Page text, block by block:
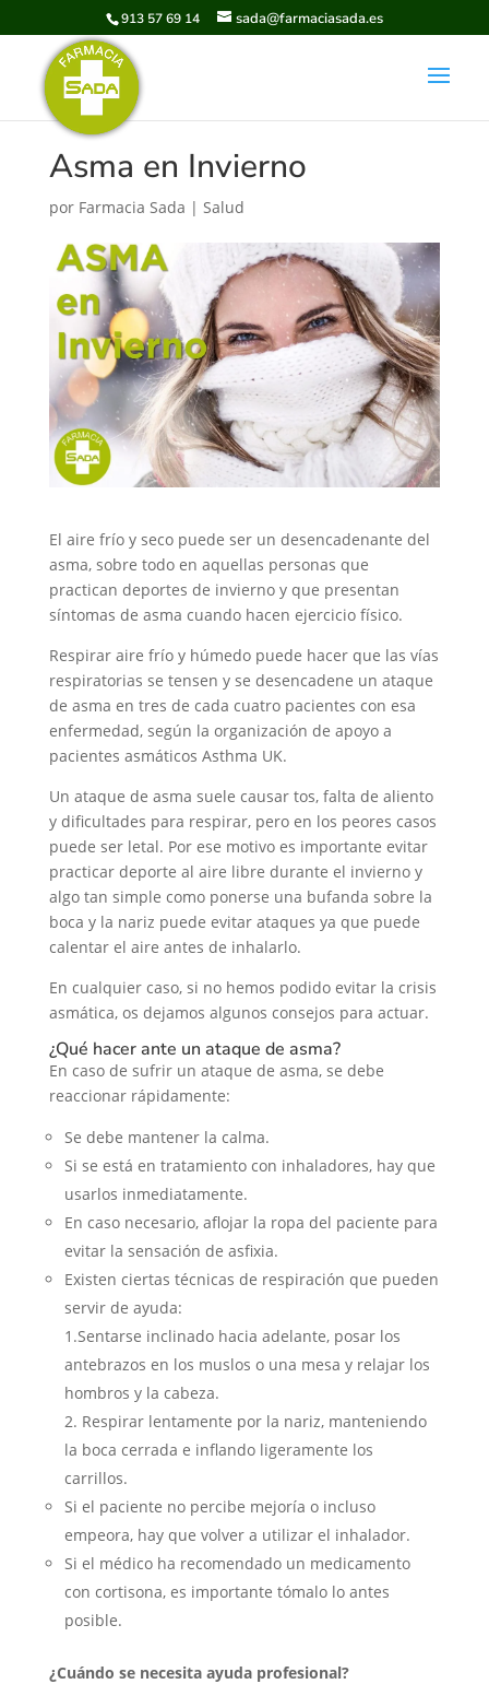
913 57 69 14 sada@farmaciasada.es
Asma en Invierno
por Farmacia Sada | Salud
El aire frío y seco puede ser un desencadenante del
asma, sobre todo en aquellas personas que
practican deportes de invierno y que presentan
síntomas de asma cuando hacen ejercicio físico.
Respirar aire frío y húmedo puede hacer que las vías
respiratorias se tensen y se desencadene un ataque
de asma en tres de cada cuatro pacientes con esa
enfermedad, según la organización de apoyo a
pacientes asmáticos Asthma UK.
Un ataque de asma suele causar tos, falta de aliento
y dificultades para respirar, pero en los peores casos
puede ser letal. Por ese motivo es importante evitar
practicar deporte al aire libre durante el invierno y
algo tan simple como ponerse una bufanda sobre la
boca y la nariz puede evitar ataques ya que puede
calentar el aire antes de inhalarlo.
En cualquier caso, si no hemos podido evitar la crisis
asmática, os dejamos algunos consejos para actuar.
¿Qué hacer ante un ataque de asma?
En caso de sufrir un ataque de asma, se debe
reaccionar rápidamente:
Se debe mantener la calma.
Si se está en tratamiento con inhaladores, hay que
usarlos inmediatamente.
En caso necesario, aflojar la ropa del paciente para
evitar la sensación de asfixia.
Existen ciertas técnicas de respiración que pueden
servir de ayuda:
1.Sentarse inclinado hacia adelante, posar los
antebrazos en los muslos o una mesa y relajar los
hombros y la cabeza.
2. Respirar lentamente por la nariz, manteniendo
la boca cerrada e inflando ligeramente los
carrillos.
Si el paciente no percibe mejoría o incluso
empeora, hay que volver a utilizar el inhalador.
Si el médico ha recomendado un medicamento
con cortisona, es importante tómalo lo antes
posible.
¿Cuándo se necesita ayuda profesional?